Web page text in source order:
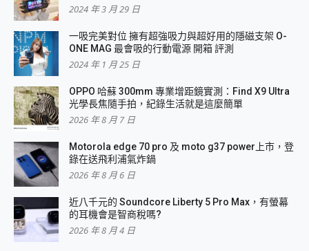
2024 年 3 月 29 日
一吸完美對位 擁有超強吸力與超好用的隱磁支架 O-
ONE MAG 最會吸的行動電源 開箱 評測
2024 年 1 月 25 日
OPPO 哈蘇 300mm 專業增距鏡實測：Find X9 Ultra
光學長焦隨手拍，紀錄生活就是這麼簡單
2026 年 8 月 7 日
Motorola edge 70 pro 及 moto g37 power上市，登
錄在送飛利浦氣炸鍋
2026 年 8 月 6 日
近八千元的 Soundcore Liberty 5 Pro Max，有螢幕
的耳機會是智商稅嗎?
2026 年 8 月 4 日